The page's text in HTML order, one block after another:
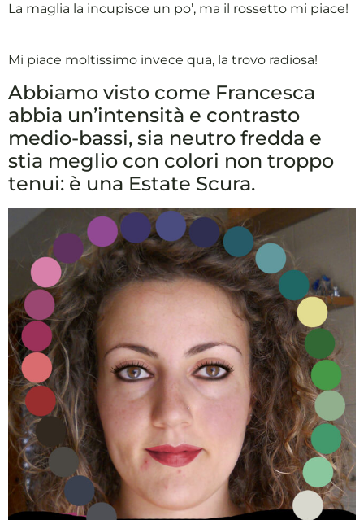
La maglia la incupisce un po’, ma il rossetto mi piace!
Mi piace moltissimo invece qua, la trovo radiosa!
Abbiamo visto come Francesca
abbia un’intensità e contrasto
medio-bassi, sia neutro fredda e
stia meglio con colori non troppo
tenui: è una Estate Scura.